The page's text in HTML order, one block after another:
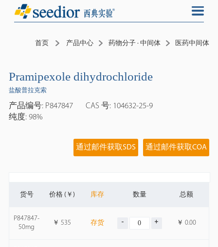
首页 产品中心 药物分子 · 中间体 医药中间体
Pramipexole dihydrochloride
盐酸普拉克索
产品编号: P847847
CAS 号: 104632-25-9
纯度: 98%
通过邮件获取COA
通过邮件获取SDS
货号 价格 (￥) 库存 数量 总额
P847847-
50mg
￥535 存货 ￥ 0.00